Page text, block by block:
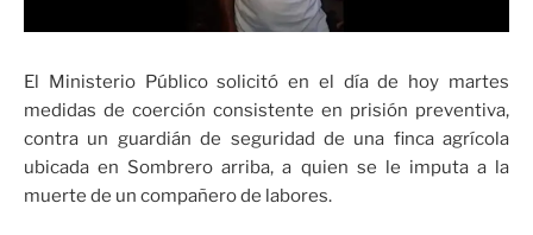
El Ministerio Público solicitó en el día de hoy martes
medidas de coerción consistente en prisión preventiva,
contra un guardián de seguridad de una finca agrícola
ubicada en Sombrero arriba, a quien se le imputa a la
muerte de un compañero de labores.